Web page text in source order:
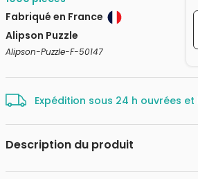
Fabriqué en France
Alipson Puzzle
Alipson-Puzzle-F-50147
Expédition sous 24 h ouvrées
Description du produit
123RF